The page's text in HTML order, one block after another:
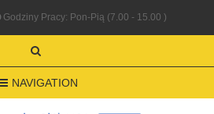
Godziny Pracy: Pon-Pią (7.00 - 15.00 )
NAVIGATION